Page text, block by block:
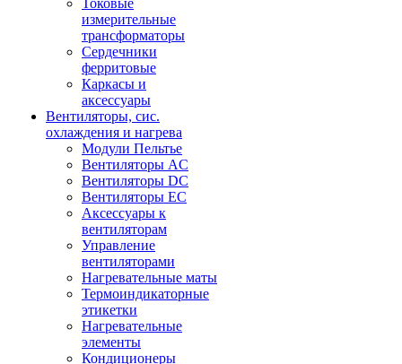
Токовые
измерительные
трансформаторы
Сердечники
ферритовые
Каркасы и
аксессуары
Вентиляторы, сис.
охлаждения и нагрева
Модули Пельтье
Вентиляторы AC
Вентиляторы DC
Вентиляторы EC
Аксессуары к
вентиляторам
Управление
вентиляторами
Нагревательные маты
Термоиндикаторные
этикетки
Нагревательные
элементы
Кондиционеры